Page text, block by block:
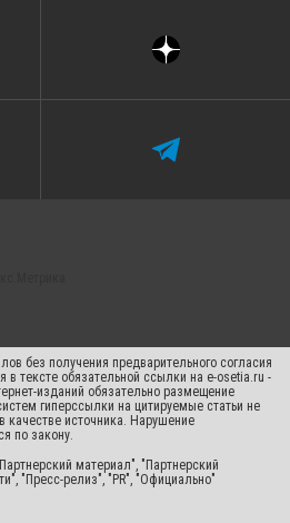
без получения предварительного согласия
в тексте обязательной ссылки на e-osetia.ru -
изданий обязательно размещение
гиперссылки на цитируемые статьи не
качестве источника. Нарушение
по закону.
материал", "Партнерский
"Пресс-релиз", "PR", "Официально"